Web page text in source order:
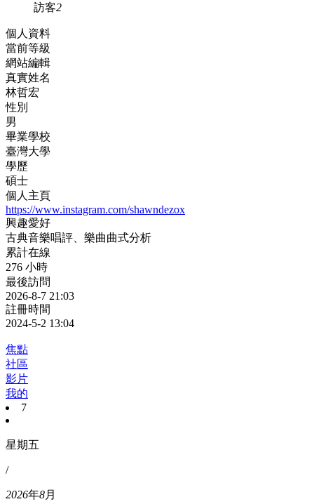
訪客2
個人資料
當前等級
網站編輯
真實姓名
林哲宏
性別
男
畢業學校
臺灣大學
學歷
碩士
個人主頁
https://www.instagram.com/shawndezox
興趣愛好
古典音樂唱評、樂曲曲式分析
累計在線
276 小時
最後訪問
2026-8-7 21:03
註冊時間
2024-5-2 13:04
焦點
社區
影片
我的
7
星期五
/
2026年8月